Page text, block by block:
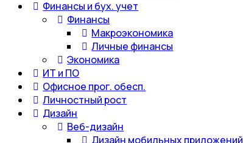
Финансы и бух. учет
Финансы
Макроэкономика
Личные финансы
Экономика
ИТ и ПО
Офисное прог. обесп.
Личностный рост
Дизайн
Веб-дизайн
Дизайн мобильных приложений